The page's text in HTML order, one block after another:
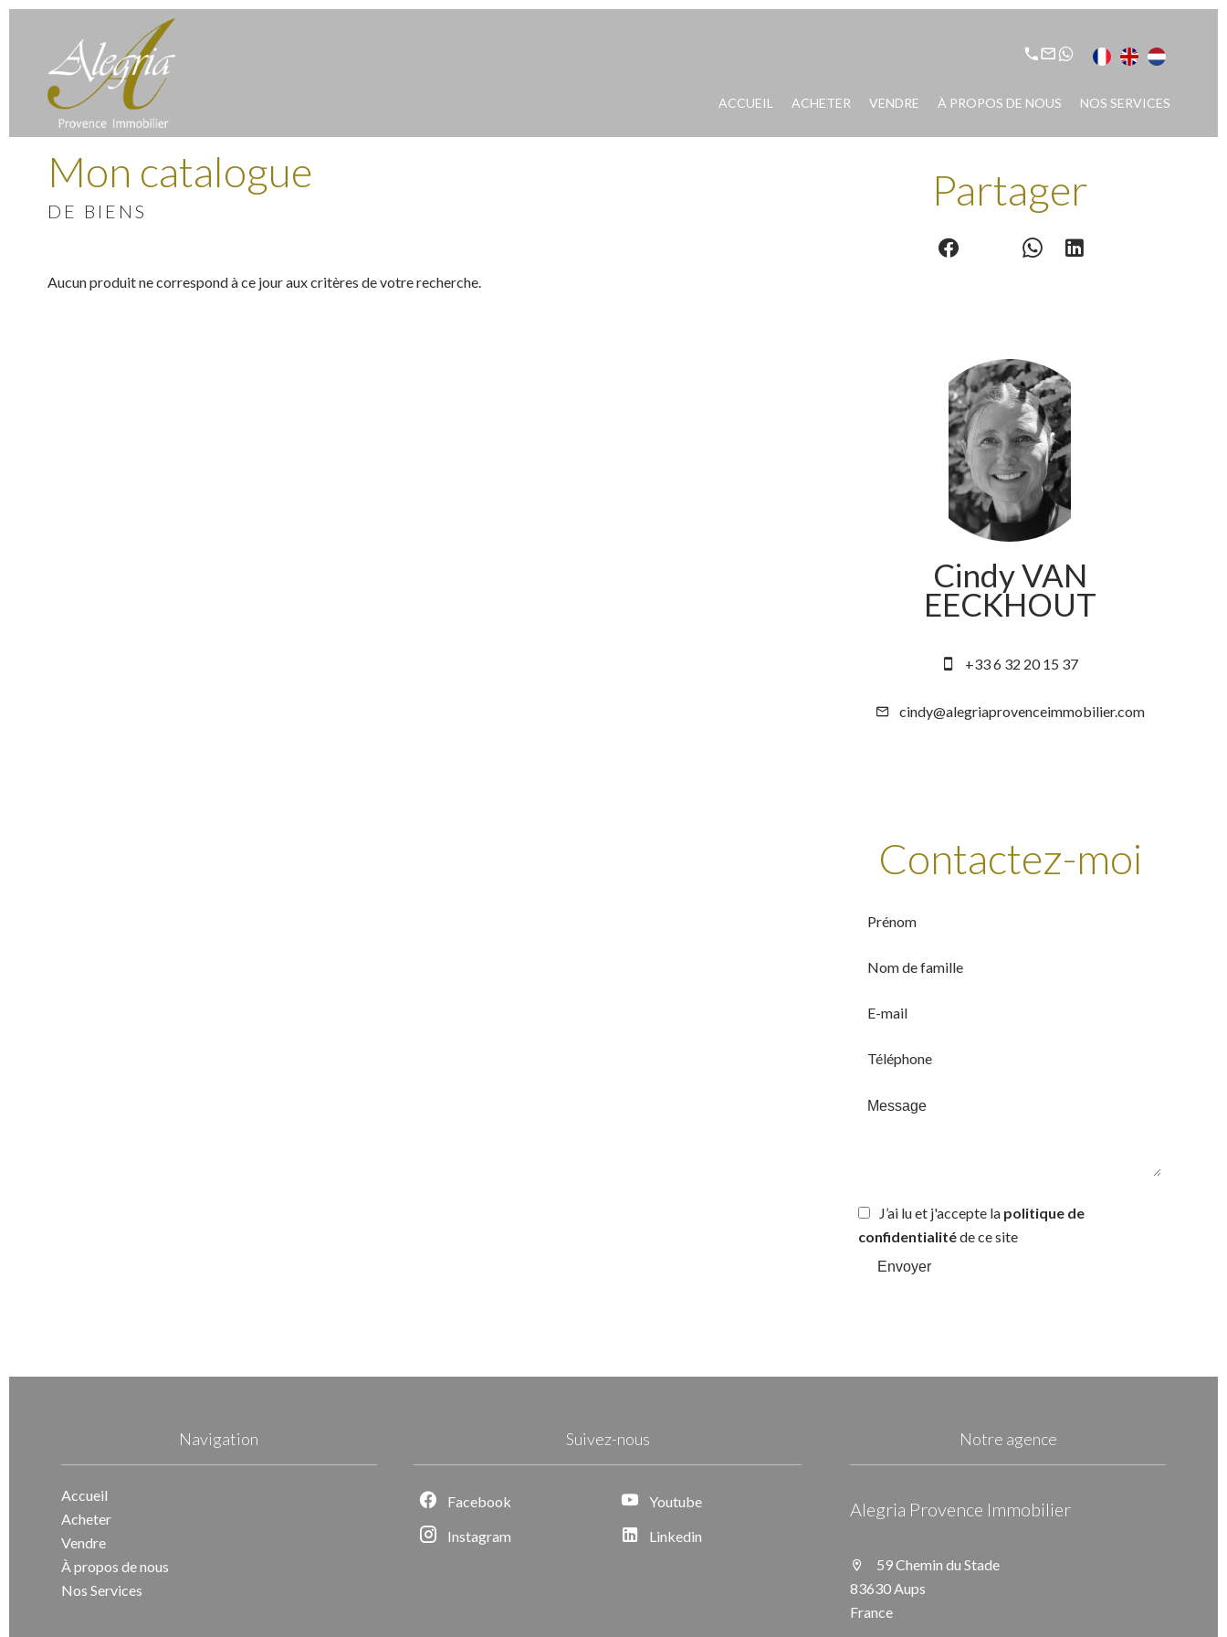
ACCUEIL ACHETER VENDRE À PROPOS DE NOUS NOS SERVICES
Mon catalogue
DE BIENS
Aucun produit ne correspond à ce jour aux critères de votre recherche.
Partager
Cindy VAN
EECKHOUT
+33 6 32 20 15 37
cindy@alegriaprovenceimmobilier.com
Contactez-moi
J’ai lu et j'accepte la politique de
confidentialitéde ce site
Envoyer
Navigation
Accueil
Acheter
Vendre
À propos de nous
Nos Services
Notre agence
Alegria Provence Immobilier
59 Chemin du Stade
83630 Aups
France
Suivez-nous
Facebook
Instagram
Youtube
Linkedin